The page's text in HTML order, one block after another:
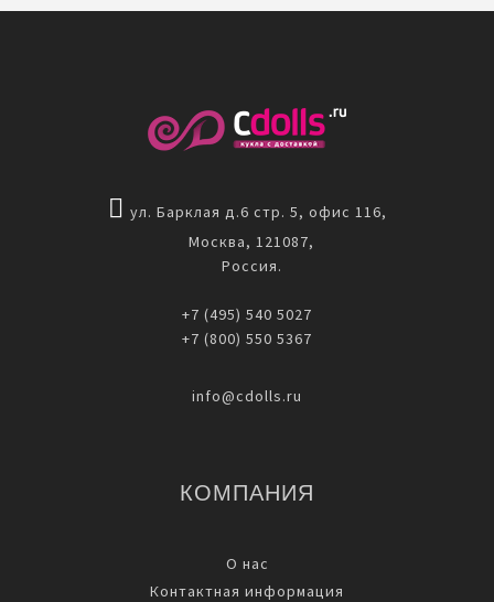
ул. Барклая д.6 стр. 5, офис 116,
Москва, 121087,
Россия.
+7 (495) 540 5027
+7 (800) 550 5367
info@cdolls.ru
КОМПАНИЯ
О нас
Контактная информация